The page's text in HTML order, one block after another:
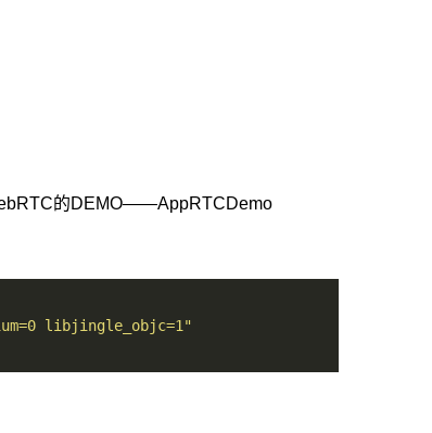
的DEMO——AppRTCDemo
libjingle_objc=1"